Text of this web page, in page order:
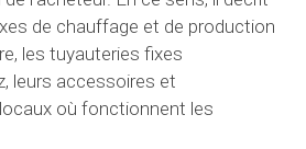
de chauffage et de production
les tuyauteries fixes
leurs accessoires et
où fonctionnent les